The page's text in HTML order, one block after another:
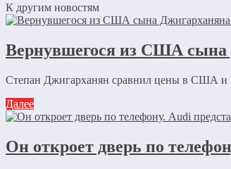
К другим новостям
Вернувшегося из США сына
Степан Джигарханян сравнил цены в США и
Далее
Он откроет дверь по